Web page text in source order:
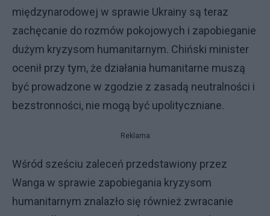
międzynarodowej w sprawie Ukrainy są teraz
zachęcanie do rozmów pokojowych i zapobieganie
dużym kryzysom humanitarnym. Chiński minister
ocenił przy tym, że działania humanitarne muszą
być prowadzone w zgodzie z zasadą neutralności i
bezstronności, nie mogą być upolityczniane.
Reklama
Wśród sześciu zaleceń przedstawiony przez
Wanga w sprawie zapobiegania kryzysom
humanitarnym znalazło się również zwracanie